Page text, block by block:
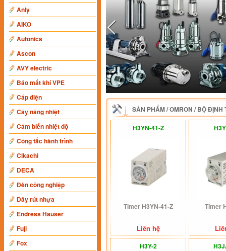
Anly
AIKO
Autonics
Ascon
AVY electric
Báo mất khí VPE
Cáp điện
Cây nâng nhiệt
Cảm biến nhiệt độ
Công tắc hành trình
Cikachi
DECA
Đèn công nghiệp
Dây rút nhựa
Endress Hauser
Fuji
Fox
SẢN PHẨM/OMRON /BỘ ĐỊNH
H3YN-41-Z
Timer H3YN-41-Z
Liên hệ
Timer
H3Y-2